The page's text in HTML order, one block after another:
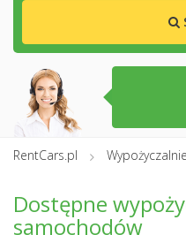
RentCars.pl
Dostępne
samochodów